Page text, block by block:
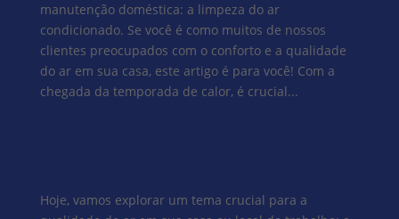
manutenção doméstica: a limpeza do ar
condicionado. Se você é como muitos de nossos
clientes preocupados com o conforto e a qualidade
do ar em sua casa, este artigo é para você! Com a
chegada da temporada de calor, é crucial...
Hoje, vamos explorar um tema crucial para a